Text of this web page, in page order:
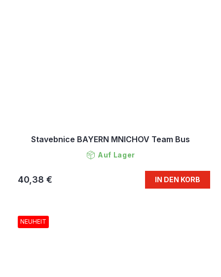
Stavebnice BAYERN MNICHOV Team Bus
Auf Lager
40,38 € IN DEN KORB
NEUHEIT